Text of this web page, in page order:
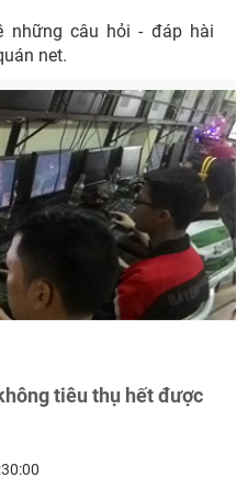
những câu hỏi - đáp hài
net.
tiêu thụ hết được